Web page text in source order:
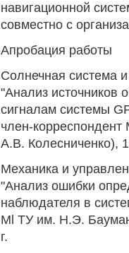
навигационной
совместно с
Апробация работы
Солнечная система
"Анализ источников
сигналам системы
член-
А.В. Колесниченко),
Механика и
"Анализ ошибки
наблюдателя в
Ml ТУ им. Н.Э.
г.